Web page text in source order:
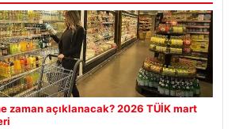
zaman açıklanacak? 2026 TÜİK mart